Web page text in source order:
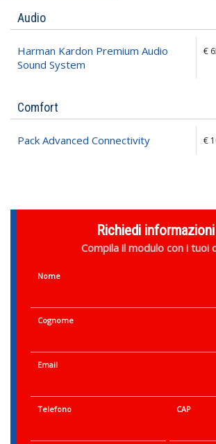
Audio
Harman Kardon Premium Audio
Sound System
€
Comfort
Pack Advanced Connectivity €
Richiedi informazioni
Compila il modulo con i tuoi
Nome
Cognome
Email
Telefono CAP